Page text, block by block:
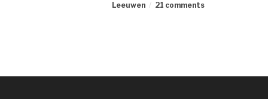
Leeuwen
21 comments